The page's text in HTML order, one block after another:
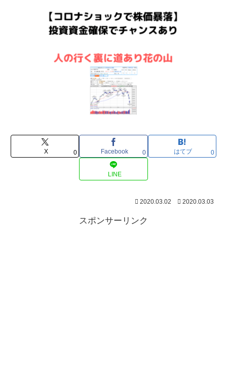
X 0 Facebook 0 はてブ 0
LINE
2020.03.02 2020.03.03
スポンサーリンク